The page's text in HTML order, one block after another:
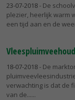
23-07-2018- De
plezier, heerlijk warm
een tijd aan en de
18-07-2018- De
verwachting is dat de
van de...